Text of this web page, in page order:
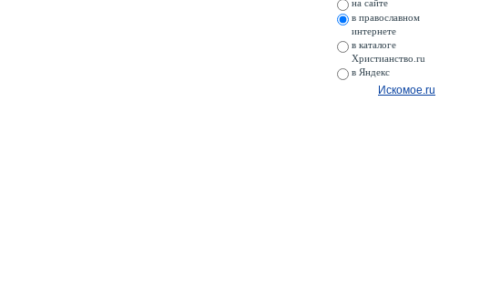
на сайте
в православном
интернете
в каталоге
Христианство.ru
в Яндекс
Искомое.ru